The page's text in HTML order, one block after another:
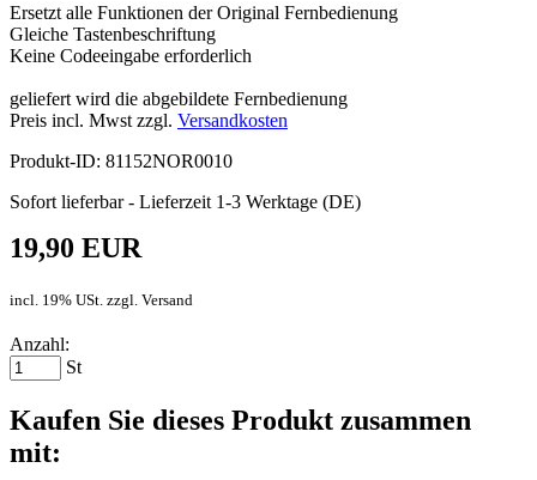
Ersetzt alle Funktionen der Original Fernbedienung
Gleiche Tastenbeschriftung
Keine Codeeingabe erforderlich
geliefert wird die abgebildete Fernbedienung
Preis incl. Mwst zzgl. Versandkosten
Produkt-ID: 81152NOR0010
Sofort lieferbar - Lieferzeit 1-3 Werktage (DE)
19,90 EUR
incl. 19% USt. zzgl. Versand
Anzahl:
St
Kaufen Sie dieses Produkt zusammen
mit: